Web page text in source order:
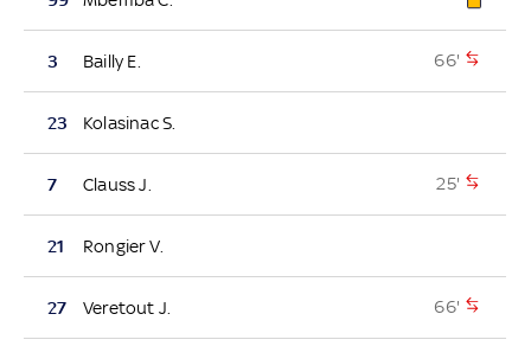
3 Bailly E. 66'
23 Kolasinac S.
7 Clauss J. 25'
21 Rongier V.
27 Veretout J. 66'